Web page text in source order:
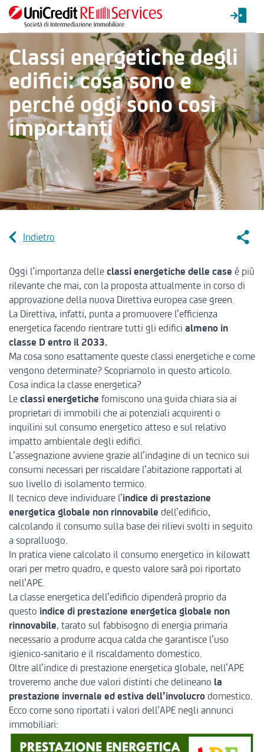
Classi energetiche degli
edifici: cosa sono e
perché oggi sono così
importanti
Oggi l’importanza delle classi energetiche delle case è più
rilevante che mai, con la proposta attualmente in corso di
approvazione della nuova Direttiva europea case green.
La Direttiva, infatti, punta a promuovere l’efficienza
energetica facendo rientrare tutti gli edifici almeno in
classe D entro il 2033.
Ma cosa sono esattamente queste classi energetiche e come
vengono determinate? Scopriamolo in questo articolo.
Cosa indica la classe energetica?
Le classi energetiche forniscono una guida chiara sia ai
proprietari di immobili che ai potenziali acquirenti o
inquilini sul consumo energetico atteso e sul relativo
impatto ambientale degli edifici.
L’assegnazione avviene grazie all’indagine di un tecnico sui
consumi necessari per riscaldare l’abitazione rapportati al
suo livello di isolamento termico.
Il tecnico deve individuare l’indice di prestazione
energetica globale non rinnovabile dell’edificio,
calcolando il consumo sulla base dei rilievi svolti in seguito
a sopralluogo.
In pratica viene calcolato il consumo energetico in kilowatt
orari per metro quadro, e questo valore sarà poi riportato
nell’APE.
La classe energetica dell’edificio dipenderà proprio da
questo indice di prestazione energetica globale non
rinnovabile, tarato sul fabbisogno di energia primaria
necessario a produrre acqua calda che garantisce l’uso
igienico-sanitario e il riscaldamento domestico.
Oltre all’indice di prestazione energetica globale, nell’APE
troveremo anche due valori distinti che delineano la
prestazione invernale ed estiva dell’involucro domestico.
Ecco come sono riportati i valori dell’APE negli annunci
immobiliari: